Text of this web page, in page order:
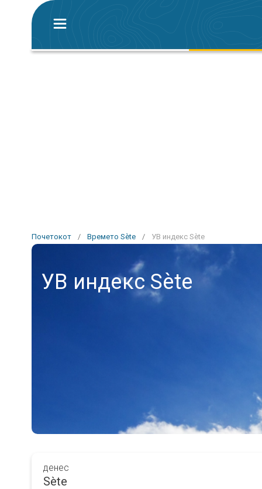
Почетокот / Времето Sète / УВ индекс Sète
УВ индекс Sète
денес
Sète